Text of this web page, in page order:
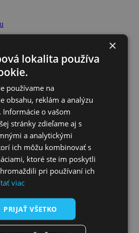
absurdne krátke
dožiadania! Časový
×
lokalita používa
používame na
obsahu, reklám a analýzu
Informácie o vašom
stránky zdieľame aj s
a analytickými
ich môžu kombinovať s
ktoré ste im poskytli
pri používaní ich
viac
PRIJAŤ VŠETKO